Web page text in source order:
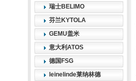
瑞士BELIMO
芬兰KYTOLA
GEMU盖米
意大利ATOS
德国FSG
leinelinde莱纳林德